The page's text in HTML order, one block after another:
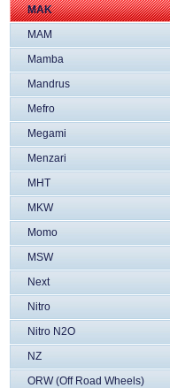
MAK
MAM
Mamba
Mandrus
Mefro
Megami
Menzari
MHT
MKW
Momo
MSW
Next
Nitro
Nitro N2O
NZ
ORW (Off Road Wheels)